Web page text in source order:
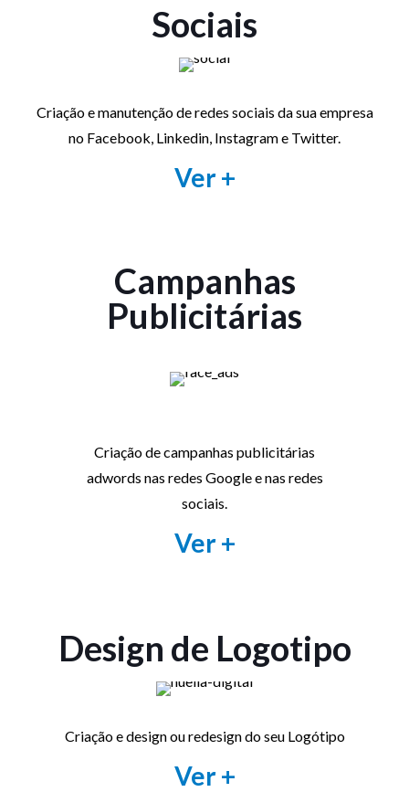
Sociais
Criação e manutenção de redes sociais da sua empresa
no Facebook, Linkedin, Instagram e Twitter.
Ver +
Campanhas
Publicitárias
Criação de campanhas publicitárias
adwords nas redes Google e nas redes
sociais.
Ver +
Design de Logotipo
Criação e design ou redesign do seu Logótipo
Ver +